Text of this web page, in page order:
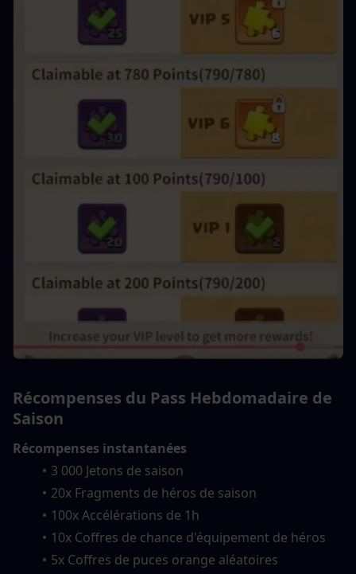
Récompenses du Pass Hebdomadaire de
Saison
Récompenses instantanées
3 000 Jetons de saison
20x Fragments de héros de saison
100x Accélérations de 1h
10x Coffres de chance d'équipement de héros
5x Coffres de puces orange aléatoires